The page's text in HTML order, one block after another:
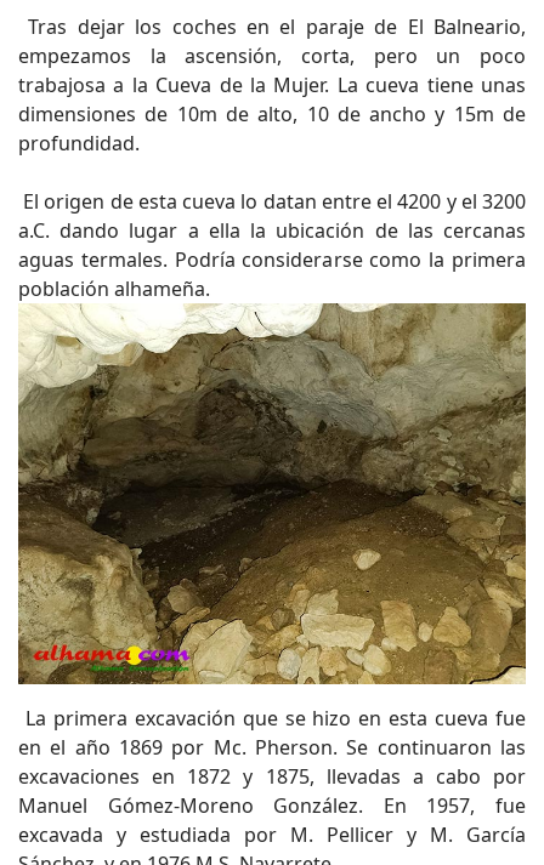
Tras dejar los coches en el paraje de El Balneario,
empezamos la ascensión, corta, pero un poco
trabajosa a la Cueva de la Mujer. La cueva tiene unas
dimensiones de 10m de alto, 10 de ancho y 15m de
profundidad.
El origen de esta cueva lo datan entre el 4200 y el 3200
a.C. dando lugar a ella la ubicación de las cercanas
aguas termales. Podría considerarse como la primera
población alhameña.
La primera excavación que se hizo en esta cueva fue
en el año 1869 por Mc. Pherson. Se continuaron las
excavaciones en 1872 y 1875, llevadas a cabo por
Manuel Gómez-Moreno González. En 1957, fue
excavada y estudiada por M. Pellicer y M. García